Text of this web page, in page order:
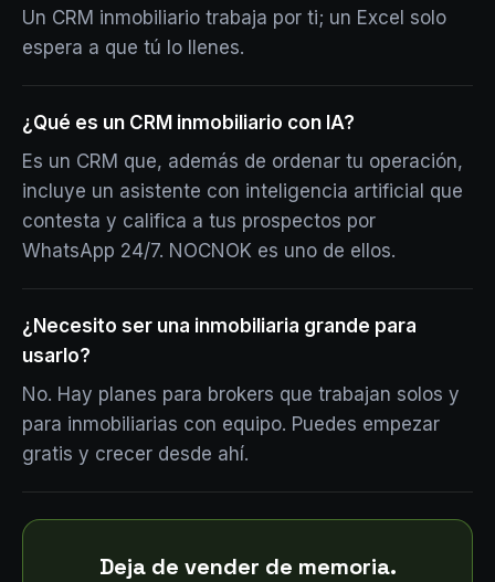
Un CRM inmobiliario trabaja por ti; un Excel solo
espera a que tú lo llenes.
¿Qué es un CRM inmobiliario con IA?
Es un CRM que, además de ordenar tu operación,
incluye un asistente con inteligencia artificial que
contesta y califica a tus prospectos por
WhatsApp 24/7. NOCNOK es uno de ellos.
¿Necesito ser una inmobiliaria grande para
usarlo?
No. Hay planes para brokers que trabajan solos y
para inmobiliarias con equipo. Puedes empezar
gratis y crecer desde ahí.
Deja de vender de memoria.